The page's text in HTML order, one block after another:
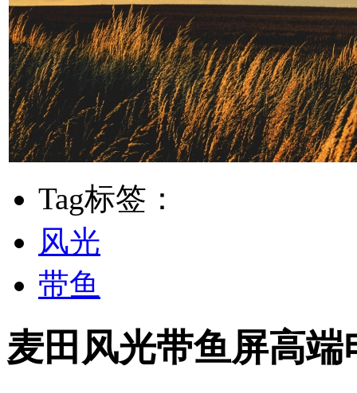
Tag标签：
风光
带鱼
麦田风光带鱼屏高端